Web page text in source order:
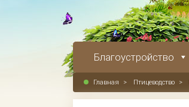
Благоустройство
Главная > Птицеводство >